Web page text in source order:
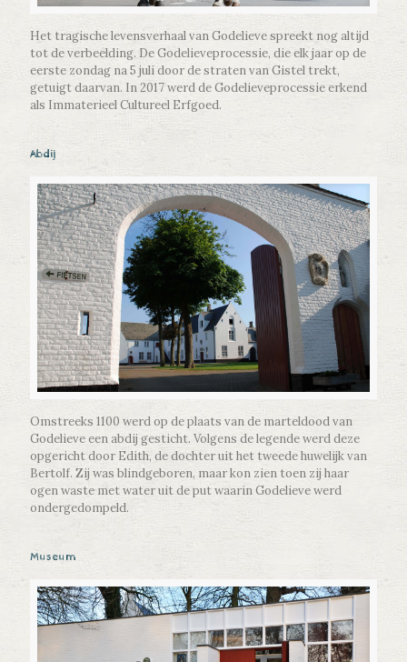
Het tragische levensverhaal van Godelieve spreekt nog altijd
tot de verbeelding. De Godelieveprocessie, die elk jaar op de
eerste zondag na 5 juli door de straten van Gistel trekt,
getuigt daarvan. In 2017 werd de Godelieveprocessie erkend
als Immaterieel Cultureel Erfgoed.
Abdij
Omstreeks 1100 werd op de plaats van de marteldood van
Godelieve een abdij gesticht. Volgens de legende werd deze
opgericht door Edith, de dochter uit het tweede huwelijk van
Bertolf. Zij was blindgeboren, maar kon zien toen zij haar
ogen waste met water uit de put waarin Godelieve werd
ondergedompeld.
Museum